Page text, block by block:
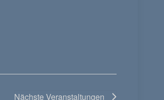
Nächste Veranstaltungen